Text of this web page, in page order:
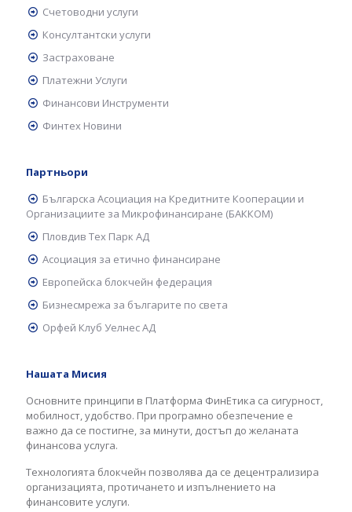
Счетоводни услуги
Консултантски услуги
Застраховане
Платежни Услуги
Финансови Инструменти
Финтех Новини
Партньори
Българска Асоциация на Кредитните Кооперации и
Организациите за Микрофинансиране (БАККОМ)
Пловдив Тех Парк АД
Асоциация за етично финансиране
Европейска блокчейн федерация
Бизнесмрежа за българите по света
Орфей Клуб Уелнес АД
Нашата Мисия
Основните принципи в Платформа ФинЕтика са сигурност,
мобилност, удобство. При програмно обезпечение е
важно да се постигне, за минути, достъп до желаната
финансова услуга.
Технологията блокчейн позволява да се децентрализира
организацията, протичането и изпълнението на
финансовите услуги.